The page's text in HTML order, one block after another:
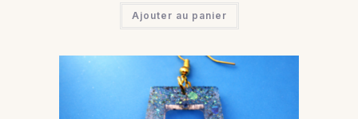
Ajouter au panier